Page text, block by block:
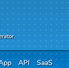
API SaaS